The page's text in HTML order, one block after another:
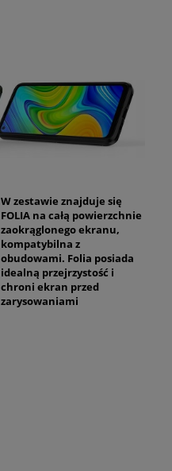
W zestawie znajduje się
FOLIA na całą powierzchnie
zaokrąglonego ekranu,
kompatybilna z
obudowami. Folia posiada
idealną przejrzystość i
chroni ekran przed
zarysowaniami